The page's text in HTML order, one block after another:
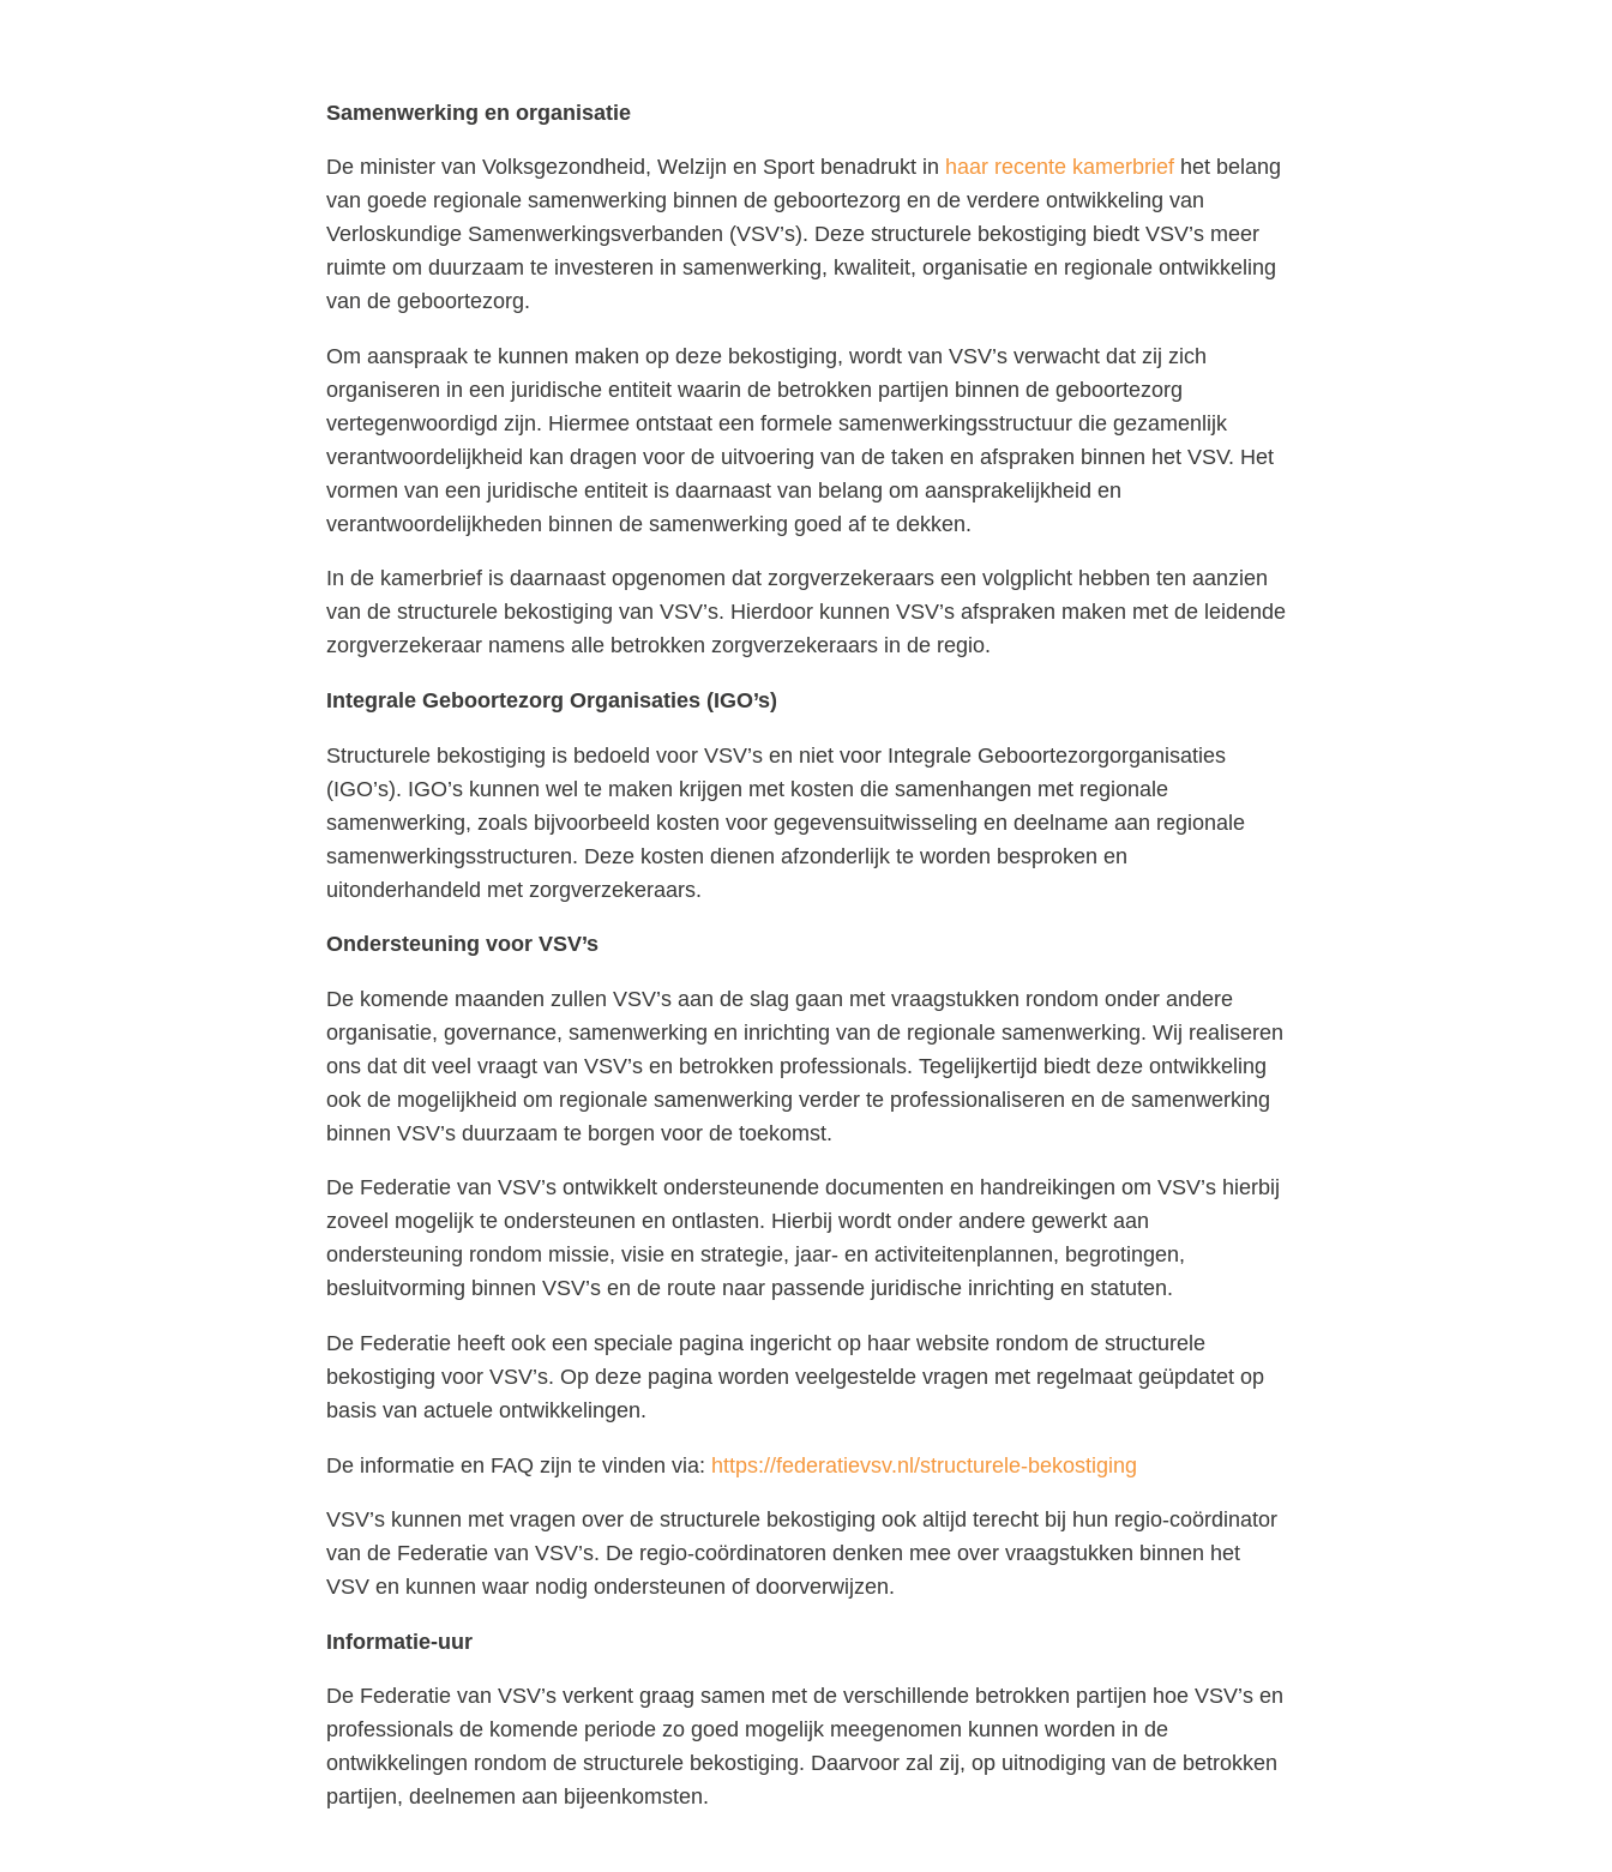
Samenwerking en organisatie
De minister van Volksgezondheid, Welzijn en Sport benadrukt in haar recente kamerbrief het belang
van goede regionale samenwerking binnen de geboortezorg en de verdere ontwikkeling van
Verloskundige Samenwerkingsverbanden (VSV’s). Deze structurele bekostiging biedt VSV’s meer
ruimte om duurzaam te investeren in samenwerking, kwaliteit, organisatie en regionale ontwikkeling
van de geboortezorg.
Om aanspraak te kunnen maken op deze bekostiging, wordt van VSV’s verwacht dat zij zich
organiseren in een juridische entiteit waarin de betrokken partijen binnen de geboortezorg
vertegenwoordigd zijn. Hiermee ontstaat een formele samenwerkingsstructuur die gezamenlijk
verantwoordelijkheid kan dragen voor de uitvoering van de taken en afspraken binnen het VSV. Het
vormen van een juridische entiteit is daarnaast van belang om aansprakelijkheid en
verantwoordelijkheden binnen de samenwerking goed af te dekken.
In de kamerbrief is daarnaast opgenomen dat zorgverzekeraars een volgplicht hebben ten aanzien
van de structurele bekostiging van VSV’s. Hierdoor kunnen VSV’s afspraken maken met de leidende
zorgverzekeraar namens alle betrokken zorgverzekeraars in de regio.
Integrale Geboortezorg Organisaties (IGO’s)
Structurele bekostiging is bedoeld voor VSV’s en niet voor Integrale Geboortezorgorganisaties
(IGO’s). IGO’s kunnen wel te maken krijgen met kosten die samenhangen met regionale
samenwerking, zoals bijvoorbeeld kosten voor gegevensuitwisseling en deelname aan regionale
samenwerkingsstructuren. Deze kosten dienen afzonderlijk te worden besproken en
uitonderhandeld met zorgverzekeraars.
Ondersteuning voor VSV’s
De komende maanden zullen VSV’s aan de slag gaan met vraagstukken rondom onder andere
organisatie, governance, samenwerking en inrichting van de regionale samenwerking. Wij realiseren
ons dat dit veel vraagt van VSV’s en betrokken professionals. Tegelijkertijd biedt deze ontwikkeling
ook de mogelijkheid om regionale samenwerking verder te professionaliseren en de samenwerking
binnen VSV’s duurzaam te borgen voor de toekomst.
De Federatie van VSV’s ontwikkelt ondersteunende documenten en handreikingen om VSV’s hierbij
zoveel mogelijk te ondersteunen en ontlasten. Hierbij wordt onder andere gewerkt aan
ondersteuning rondom missie, visie en strategie, jaar- en activiteitenplannen, begrotingen,
besluitvorming binnen VSV’s en de route naar passende juridische inrichting en statuten.
De Federatie heeft ook een speciale pagina ingericht op haar website rondom de structurele
bekostiging voor VSV’s. Op deze pagina worden veelgestelde vragen met regelmaat geüpdatet op
basis van actuele ontwikkelingen.
De informatie en FAQ zijn te vinden via: https://federatievsv.nl/structurele-bekostiging
VSV’s kunnen met vragen over de structurele bekostiging ook altijd terecht bij hun regio-coördinator
van de Federatie van VSV’s. De regio-coördinatoren denken mee over vraagstukken binnen het
VSV en kunnen waar nodig ondersteunen of doorverwijzen.
Informatie-uur
De Federatie van VSV’s verkent graag samen met de verschillende betrokken partijen hoe VSV’s en
professionals de komende periode zo goed mogelijk meegenomen kunnen worden in de
ontwikkelingen rondom de structurele bekostiging. Daarvoor zal zij, op uitnodiging van de betrokken
partijen, deelnemen aan bijeenkomsten.